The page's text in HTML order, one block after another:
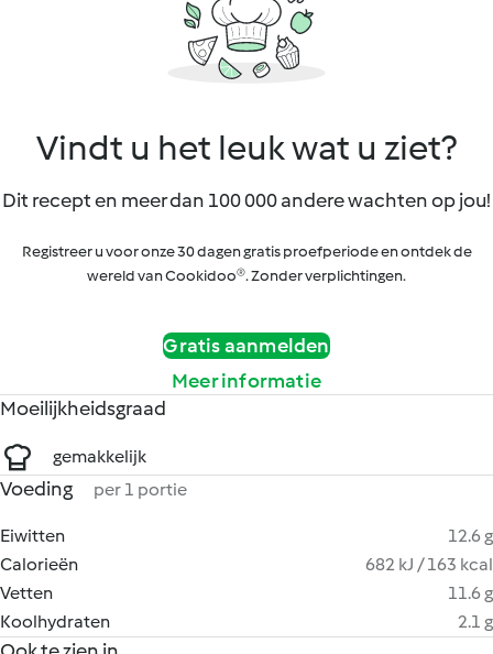
Vindt u het leuk wat u ziet?
Dit recept en meer dan 100 000 andere wachten op jou!
Registreer u voor onze 30 dagen gratis proefperiode en ontdek de
wereld van Cookidoo®. Zonder verplichtingen.
Gratis aanmelden
Meer informatie
Moeilijkheidsgraad
gemakkelijk
Voeding per 1 portie
Eiwitten
12.6 g
Calorieën
682 kJ / 163 kcal
Vetten
11.6 g
Koolhydraten
2.1 g